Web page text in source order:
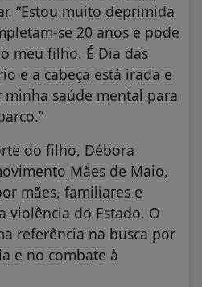
“Estou muito deprimida
se 20 anos e pode
meu filho. É Dia das
e a cabeça está irada e
saúde mental para
do filho, Débora
Mães de Maio,
mães, familiares e
violência do Estado. O
referência na busca por
e no combate à